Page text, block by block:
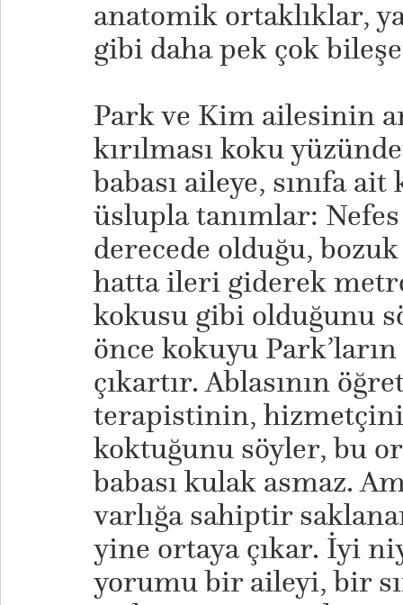
anatomik ortaklıklar,
gibi daha pek çok
​Park ve Kim ailesinin
kırılması koku
babası aileye, sınıfa ait
üslupla tanımlar:
derecede olduğu,
hatta ileri giderek
kokusu gibi olduğunu
önce kokuyu
çıkartır. Ablasının
terapistinin,
koktuğunu söyler, bu
babası kulak asmaz.
varlığa sahiptir
yine ortaya çıkar. İyi
yorumu bir aileyi, bir